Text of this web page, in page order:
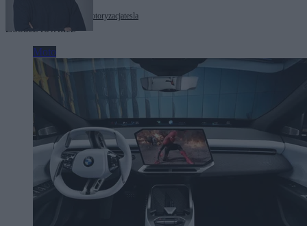
elektromobilność motoryzacjatesla
Zobacz również
Moto